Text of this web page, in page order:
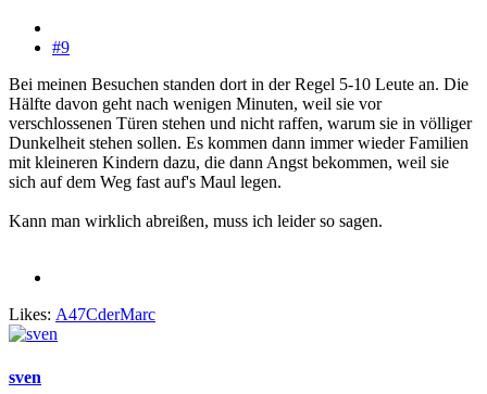
#9
Bei meinen Besuchen standen dort in der Regel 5-10 Leute an. Die
Hälfte davon geht nach wenigen Minuten, weil sie vor
verschlossenen Türen stehen und nicht raffen, warum sie in völliger
Dunkelheit stehen sollen. Es kommen dann immer wieder Familien
mit kleineren Kindern dazu, die dann Angst bekommen, weil sie
sich auf dem Weg fast auf's Maul legen.
Kann man wirklich abreißen, muss ich leider so sagen.
Likes: A47CderMarc
sven